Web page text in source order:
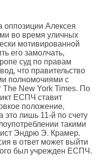
Алексея
во время уличных
мотивированной
его замолчать,
суд по правам
что правительство
полномочиями с
The New York Times. По
ЕСПЧ ставит
положение,
это лишь 11-й по счету
такими
Эндрю Э. Крамер.
в ответ может выйти
был учрежден ЕСПЧ.